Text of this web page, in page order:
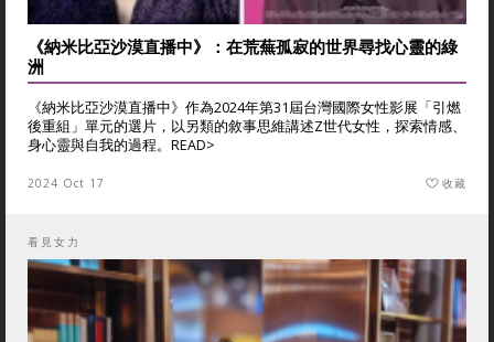
《納米比亞沙漠直播中》：在荒蕪孤寂的世界尋找心靈的綠
洲
《納米比亞沙漠直播中》作為2024年第31屆台灣國際女性影展「引燃
後重組」單元的選片，以另類的敘事思維講述Z世代女性，探索情感、
身心靈與自我的過程。 READ>
2024 Oct 17 收藏
看見女力